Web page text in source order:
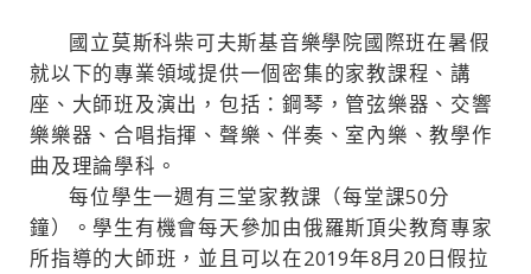
國立莫斯科柴可夫斯基音樂學院國際班在暑假
就以下的專業領域提供一個密集的家教課程、講
座、大師班及演出，包括：鋼琴，管弦樂器、交響
樂樂器、合唱指揮、聲樂、伴奏、室內樂、教學作
曲及理論學科。
每位學生一週有三堂家教課（每堂課50分
鐘）。學生有機會每天參加由俄羅斯頂尖教育專家
所指導的大師班，並且可以在2019年8月20日假拉